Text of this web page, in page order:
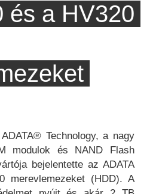
és a HV320
Technology, a nagy
modulok és NAND Flash
bejelentette az ADATA
merevlemezeket (HDD). A